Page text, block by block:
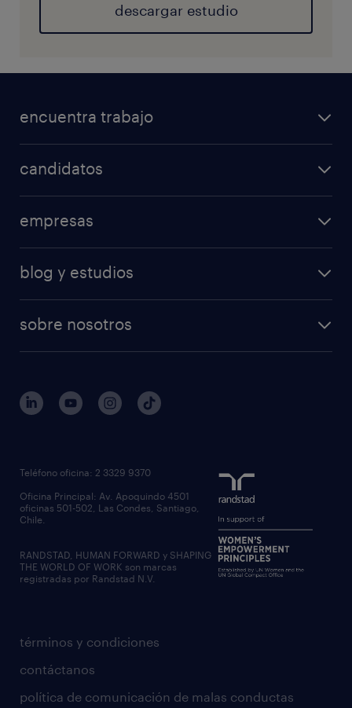
descargar estudio
encuentra trabajo
candidatos
empresas
blog y estudios
sobre nosotros
términos y condiciones
contáctanos
política de comunicación de malas conductas
Teléfono oficina: 2 3329 9370
Oficina Principal: Av. Apoquindo 4501
oficinas 501-502, Las Condes, Santiago,
Chile.
RANDSTAD, HUMAN FORWARD y SHAPING
THE WORLD OF WORK son marcas
registradas por Randstad N.V.